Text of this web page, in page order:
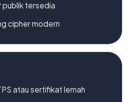
publik tersedia
cipher modern
atau sertifikat lemah